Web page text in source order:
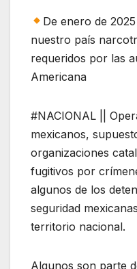
De enero de
nuestro país
requeridos por las
Americana
#NACIONAL ||
mexicanos,
organizaciones
fugitivos por
algunos de los
seguridad
territorio nacional.
Algunos son parte